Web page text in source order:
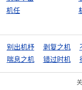
机任
别出机杼 剥复之机
喘息之机 错过时机